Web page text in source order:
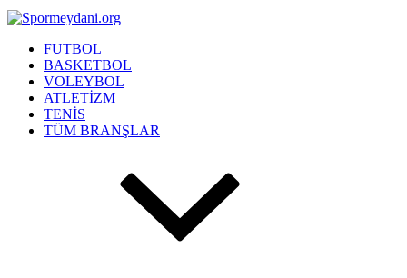
FUTBOL
BASKETBOL
VOLEYBOL
ATLETİZM
TENİS
TÜM BRANŞLAR